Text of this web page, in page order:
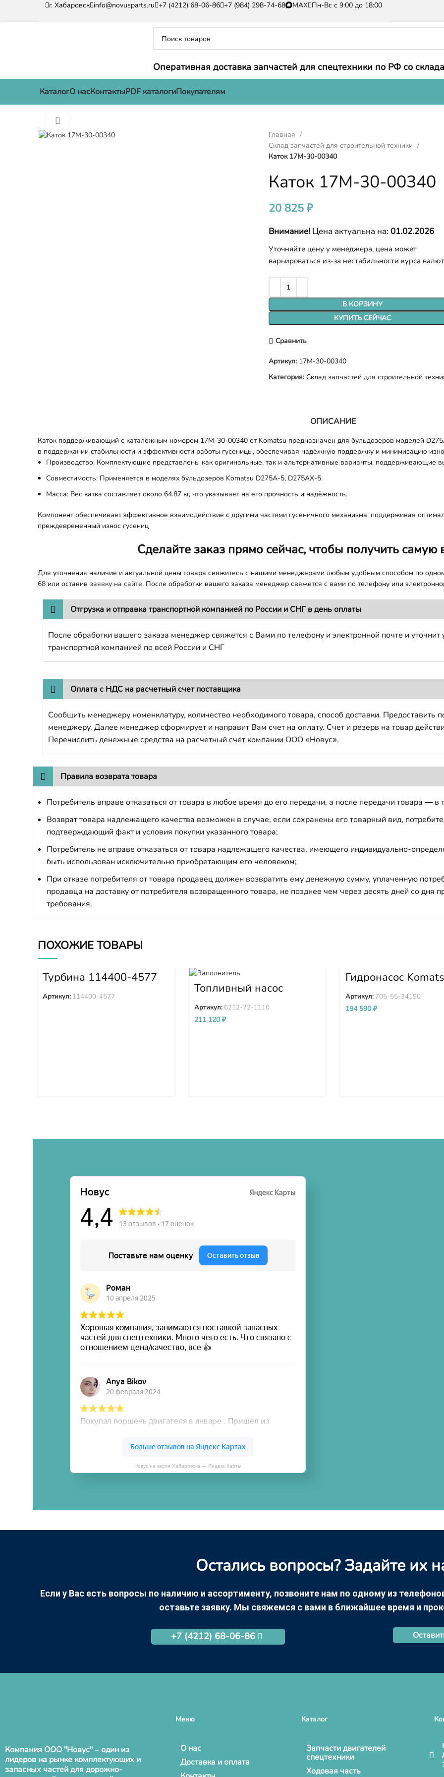
г. Хабаровск info@novusparts.ru +7 (4212) 68-06-86 +7 (984) 298-74-68 MAX Пн-Вс с 9:00 до 18:00
Оперативная доставка запчастей для спецтехники по РФ со
КаталогО насКонтактыPDF каталогиПокупателям
Главная
Склад запчастей для строительной техники
Каток 17M-30-00340
Каток 17M-30-00340
20 825₽
Внимание! Цена актуальна на: 01.02.2026
Уточняйте цену у менеджера, цена может
варьироваться из-за нестабильности курса валют
В КОРЗИНУ
КУПИТЬ СЕЙЧАС
Сравнить
Артикул: 17M-30-00340
Категория: Склад запчастей для строительной
ОПИСАНИЕ
Каток поддерживающий с каталожным номером 17M-30-00340 от Komatsu предназначен для бульдозеров моделей
в поддержании стабильности и эффективности работы гусеницы, обеспечивая надёжную поддержку и минимизацию
Производство: Комплектующие представлены как оригинальные, так и альтернативные варианты, поддерживающие
Совместимость: Применяется в моделях бульдозеров Komatsu D275A-5, D275AX-5.
Масса: Вес катка составляет около 64.87 кг, что указывает на его прочность и надёжность.
Компонент обеспечивает эффективное взаимодействие с другими частями гусеничного механизма, поддерживая
преждевременный износ гусениц​
Сделайте заказ прямо сейчас, чтобы получить
Для уточнения наличие и актуальной цены товара свяжитесь с нашими менеджерами любым удобным способом по
68 или оставив заявку на сайте. После обработки вашего заказа менеджер свяжется с вами по телефону или
Отгрузка и отправка транспортной компанией по России и СНГ в день оплаты
После обработки вашего заказа менеджер свяжется с Вами по телефону и электронной почте и уточнит
транспортной компанией по всей России и СНГ
Оплата с НДС на расчетный счет поставщика
Сообщить менеджеру номенклатуру, количество необходимого товара, способ доставки.
менеджеру. Далее менеджер сформирует и направит Вам счет на оплату. Счет и резерв на товар
Перечислить денежные средства на расчетный счёт компании ООО «Новус».
Правила возврата товара
Потребитель вправе отказаться от товара в любое время до его передачи, а после передачи товара — в
Возврат товара надлежащего качества возможен в случае, если сохранены его товарный вид,
подтверждающий факт и условия покупки указанного товара;
Потребитель не вправе отказаться от товара надлежащего качества, имеющего индивидуально-
быть использован исключительно приобретающим его человеком;
При отказе потребителя от товара продавец должен возвратить ему денежную сумму, уплаченную
продавца на доставку от потребителя возвращенного товара, не позднее чем через десять дней со дня
требования.
ПОХОЖИЕ ТОВАРЫ
Турбина 114400-4577
Артикул: 114400-4577
Топливный насос
высокого давления
(ТНВД) Komatsu
SDA6D140E-2 D275A-
5D 6212-72-1110
Артикул: 6212-72-1110
211 120₽
Гидронасос
WA380-3 705-55-
Артикул: 705-55-34190
194 590₽
Новус на карте Хабаровска — Яндекс Карты
Остались вопросы? Задайте их
Если у Вас есть вопросы по наличию и ассортименту, позвоните нам по одному из
оставьте заявку. Мы свяжемся с вами в ближайшее время и
+7 (4212) 68-06-86
Компания ООО "Новус" – один из
лидеров на рынке комплектующих и
запасных частей для дорожно-
Меню
О нас
Доставка и оплата
Каталог
Запчасти двигателей
спецтехники
Ходовая часть